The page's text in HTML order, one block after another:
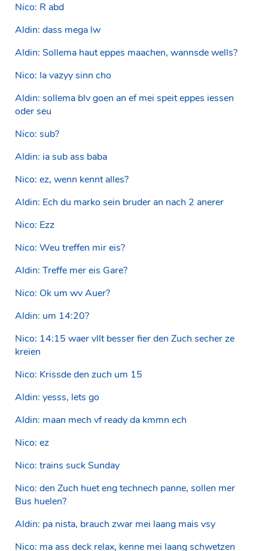
Nico: R abd
Aldin: dass mega lw
Aldin: Sollema haut eppes maachen, wannsde wells?
Nico: Ia vazyy sinn cho
Aldin: sollema blv goen an ef mei speit eppes iessen
oder seu
Nico: sub?
Aldin: ia sub ass baba
Nico: ez, wenn kennt alles?
Aldin: Ech du marko sein bruder an nach 2 anerer
Nico: Ezz
Nico: Weu treffen mir eis?
Aldin: Treffe mer eis Gare?
Nico: Ok um wv Auer?
Aldin: um 14:20?
Nico: 14:15 waer vllt besser fier den Zuch secher ze
kreien
Nico: Krissde den zuch um 15
Aldin: yesss, lets go
Aldin: maan mech vf ready da kmmn ech
Nico: ez
Nico: trains suck Sunday
Nico: den Zuch huet eng technech panne, sollen mer
Bus huelen?
Aldin: pa nista, brauch zwar mei laang mais vsy
Nico: ma ass deck relax, kenne mei laang schwetzen